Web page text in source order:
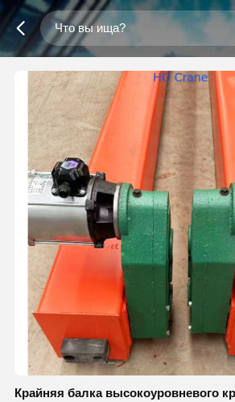
Крайняя балка высокоуровневого